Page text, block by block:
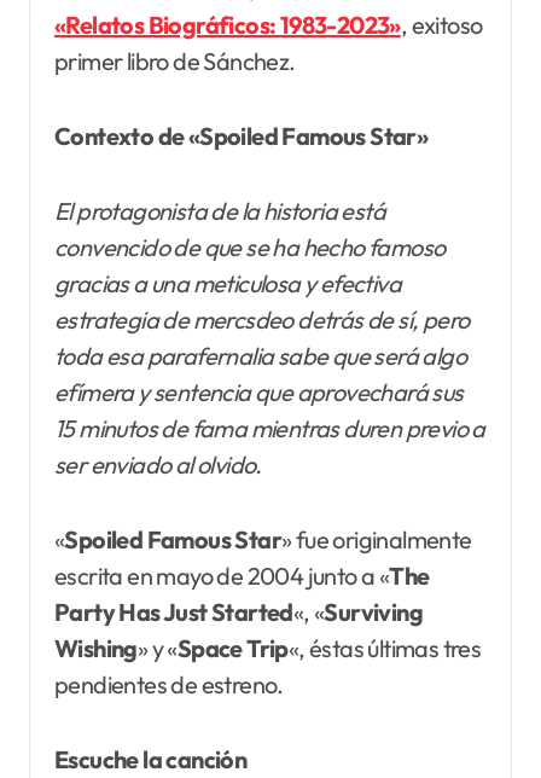
«Relatos Biográficos: 1983-2023», exitoso
primer libro de Sánchez.
Contexto de «Spoiled Famous Star»
El protagonista de la historia está
convencido de que se ha hecho famoso
gracias a una meticulosa y efectiva
estrategia de mercsdeo detrás de sí, pero
toda esa parafernalia sabe que será algo
efímera y sentencia que aprovechará sus
15 minutos de fama mientras duren previo a
ser enviado al olvido.
«Spoiled Famous Star» fue originalmente
escrita en mayo de 2004 junto a «The
Party Has Just Started«, «Surviving
Wishing» y «Space Trip«, éstas últimas tres
pendientes de estreno.
Escuche la canción